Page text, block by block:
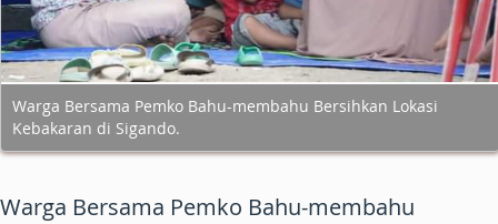
Warga Bersama Pemko Bahu-membahu Bersihkan Lokasi
Kebakaran di Sigando.
Warga Bersama Pemko Bahu-membahu